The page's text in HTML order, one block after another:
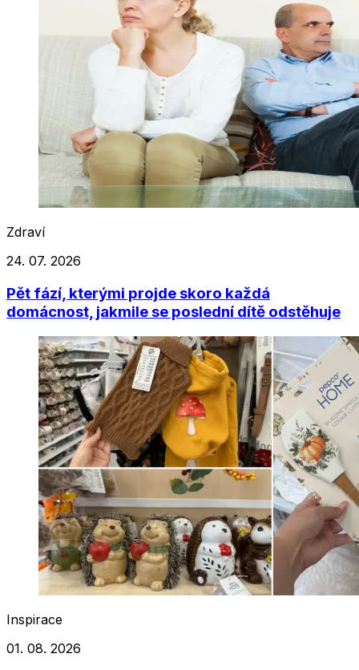
Zdraví
24. 07. 2026
Pět fází, kterými projde skoro každá
domácnost, jakmile se poslední dítě odstěhuje
Inspirace
01. 08. 2026